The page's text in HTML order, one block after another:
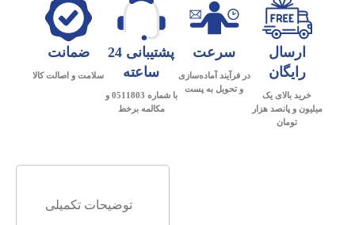
ارسال
رایگان
خرید بالای یک
میلیون و پانصد هزار
تومان
سرعت
در فرآیند آماده‌سازی
و تحویل به پست
پشتیبانی 24
ساعته
با شماره 0511803 و
مکالمه برخط
ضمانت
سلامت و اصالت کالا
توضیحات تکمیلی